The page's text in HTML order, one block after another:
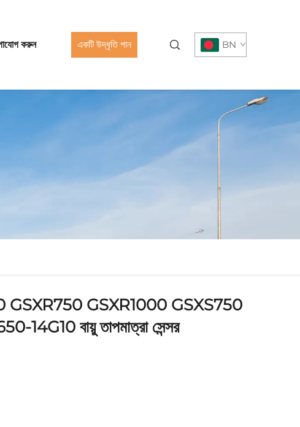
করুন একটি উদ্ধৃতি পান BN
GSXR750 GSXR1000 GSXS750
14G10 বায়ু তাপমাত্রা সেন্সর